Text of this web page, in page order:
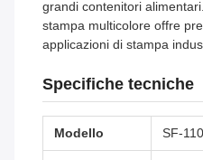
grandi contenitori
stampa multicolore offre
applicazioni di stampa
Specifiche tecniche
Modello SF-